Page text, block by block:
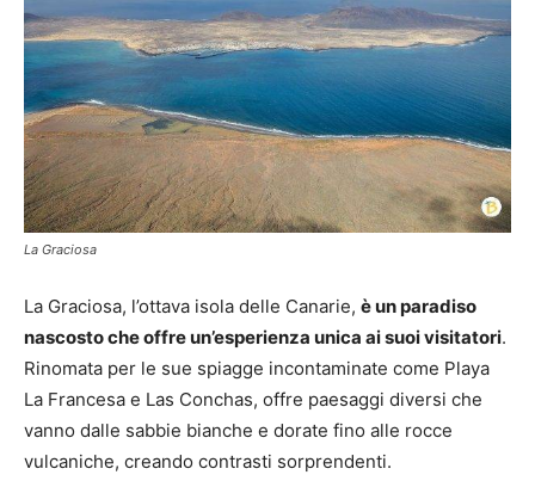
La Graciosa
La Graciosa, l’ottava isola delle Canarie, è un paradiso
nascosto che offre un’esperienza unica ai suoi visitatori.
Rinomata per le sue spiagge incontaminate come Playa
La Francesa e Las Conchas, offre paesaggi diversi che
vanno dalle sabbie bianche e dorate fino alle rocce
vulcaniche, creando contrasti sorprendenti.